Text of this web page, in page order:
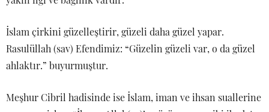
İslam çirkini güzelleştirir, güzeli daha güzel yapar.
Rasulüllah (sav) Efendimiz: “Güzelin güzeli var, o da güzel
ahlaktır.” buyurmuştur.
Meşhur Cibril hadisinde ise İslam, iman ve ihsan suallerine